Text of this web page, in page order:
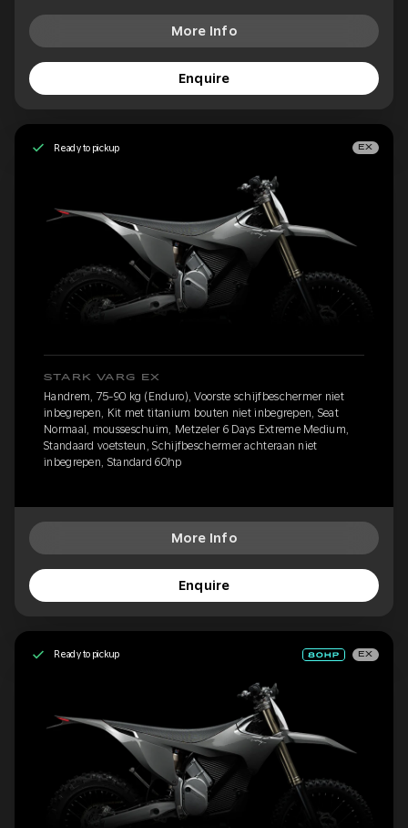
More Info
Enquire
Ready to pickup EX
STARK VARG EX
Handrem, 75-90 kg (Enduro), Voorste schijfbeschermer niet
inbegrepen, Kit met titanium bouten niet inbegrepen, Seat
Normaal, mousseschuim, Metzeler 6 Days Extreme Medium,
Standaard voetsteun, Schijfbeschermer achteraan niet
inbegrepen, Standard 60hp
More Info
Enquire
Ready to pickup EX